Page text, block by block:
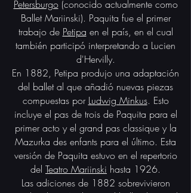
Petersburgo(conocido actualmente como
Ballet Mariinski). Paquita fue el primer
trabajo de Petipa en el país, en el cual
también participó interpretando a Lucien
d'Hervilly.
En 1882, Petipa produjo una adaptación
del ballet al que añadió nuevas piezas
compuestas por Ludwig Minkus. Esto
incluye el pas de trois de Paquita para el
primer acto y el grand pas classique y la
Mazurka des enfants para el último. Esta
versión de Paquita estuvo en el repertorio
del Teatro Mariinski hasta 1926.​
Las adiciones de 1882 sobrevivieron